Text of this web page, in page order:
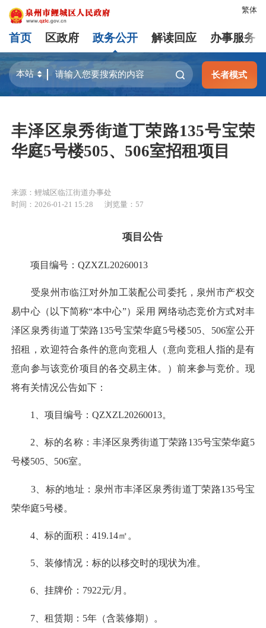
繁体
首页 区政府 政务公开 解读回应 办事服务
长者模式
丰泽区泉秀街道丁荣路135号宝荣
华庭5号楼505、506室招租项目
来源：鲤城区临江街道办事处
时间：2026-01-21 15:28
浏览量： 57
项目公告
项目编号：QZXZL20260013
受泉州市临江对外加工装配公司委托，泉州市产权交
易中心（以下简称“本中心”）采用 网络动态竞价方式对丰
泽区泉秀街道丁荣路135号宝荣华庭5号楼505、506室公开
招租，欢迎符合条件的意向竞租人（意向竞租人指的是有
意向参与该竞价项目的各交易主体。）前来参与竞价。现
将有关情况公告如下：
1、项目编号：QZXZL20260013。
2、标的名称：丰泽区泉秀街道丁荣路135号宝荣华庭5
号楼505、506室。
3、标的地址：泉州市丰泽区泉秀街道丁荣路135号宝
荣华庭5号楼。
4、标的面积：419.14㎡。
5、装修情况：标的以移交时的现状为准。
6、挂牌价：7922元/月。
7、租赁期：5年（含装修期）。